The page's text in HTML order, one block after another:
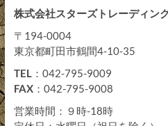
株式会社スターズトレーディン
〒194-0004
東京都町田市鶴間4-10-35
TEL：042-795-9009
FAX：042-795-9008
営業時間：９時-18時